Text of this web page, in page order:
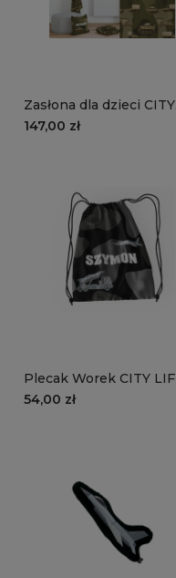
Zasłona dla dzieci CITY
LIFE wzór D119 | moro
147,00 zł
Plecak Worek CITY LIFE
wzór D118 z imieniem |
54,00 zł